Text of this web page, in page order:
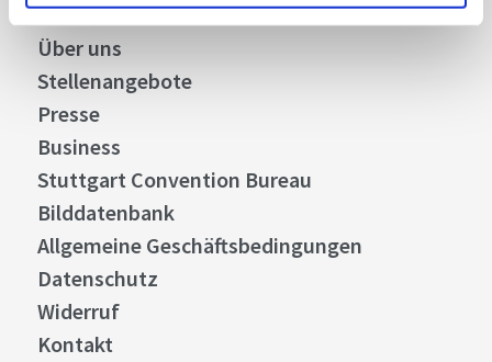
Über uns
Stellenangebote
Presse
Business
Stuttgart Convention Bureau
Bilddatenbank
Allgemeine Geschäftsbedingungen
Datenschutz
Widerruf
Kontakt